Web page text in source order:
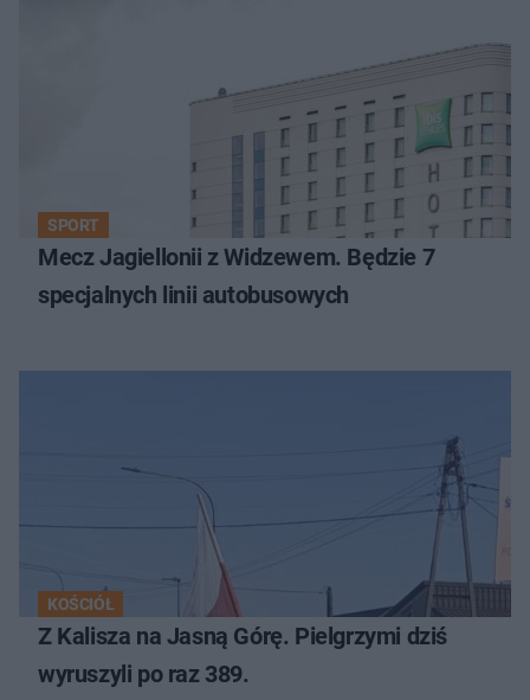
SPORT
Mecz Jagiellonii z Widzewem. Będzie 7
specjalnych linii autobusowych
KOŚCIÓŁ
Z Kalisza na Jasną Górę. Pielgrzymi dziś
wyruszyli po raz 389.